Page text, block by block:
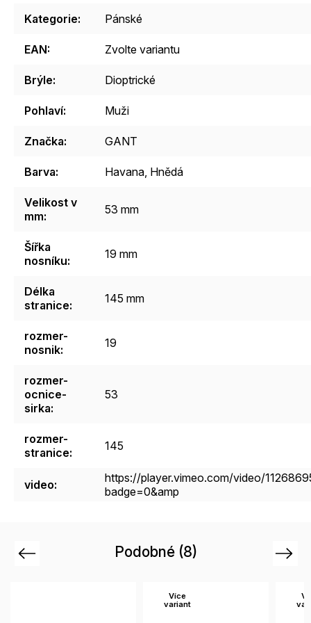
Kategorie: Pánské
EAN: Zvolte variantu
Brýle: Dioptrické
Pohlaví: Muži
Značka: GANT
Barva: Havana Hnědá
Velikost v
mm: 53 mm
Šířka
nosníku: 19 mm
Délka
stranice: 145 mm
rozmer-
nosnik: 19
rozmer-
ocnice-
sirka:
53
rozmer-
stranice: 145
video:
https://player.vimeo.com/video/
badge=0&amp
Podobné (8)
Previous Next